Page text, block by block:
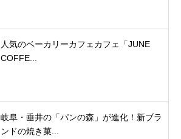
人気のベーカリーカフェカフェ「JUNE
COFFE...
岐阜・垂井の「パンの森」が進化！新ブラ
ンドの焼き菓...